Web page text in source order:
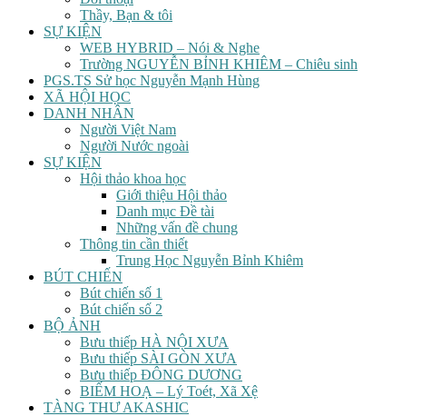
Thầy, Bạn & tôi
SỰ KIỆN
WEB HYBRID – Nói & Nghe
Trường NGUYỄN BỈNH KHIÊM – Chiêu sinh
PGS.TS Sử học Nguyễn Mạnh Hùng
XÃ HỘI HỌC
DANH NHÂN
Người Việt Nam
Người Nước ngoài
SỰ KIỆN
Hội thảo khoa học
Giới thiệu Hội thảo
Danh mục Đề tài
Những vấn đề chung
Thông tin cần thiết
Trung Học Nguyễn Bỉnh Khiêm
BÚT CHIẾN
Bút chiến số 1
Bút chiến số 2
BỘ ẢNH
Bưu thiếp HÀ NỘI XƯA
Bưu thiếp SÀI GÒN XƯA
Bưu thiếp ĐÔNG DƯƠNG
BIẾM HOẠ – Lý Toét, Xã Xệ
TÀNG THƯ AKASHIC